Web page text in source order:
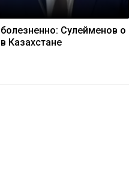
Сулейменов о
Казахстане